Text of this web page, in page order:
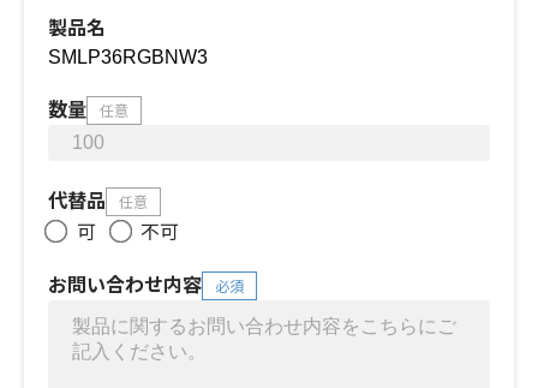
製品名
数量 任意
代替品 任意
可
不可
お問い合わせ内容
必須